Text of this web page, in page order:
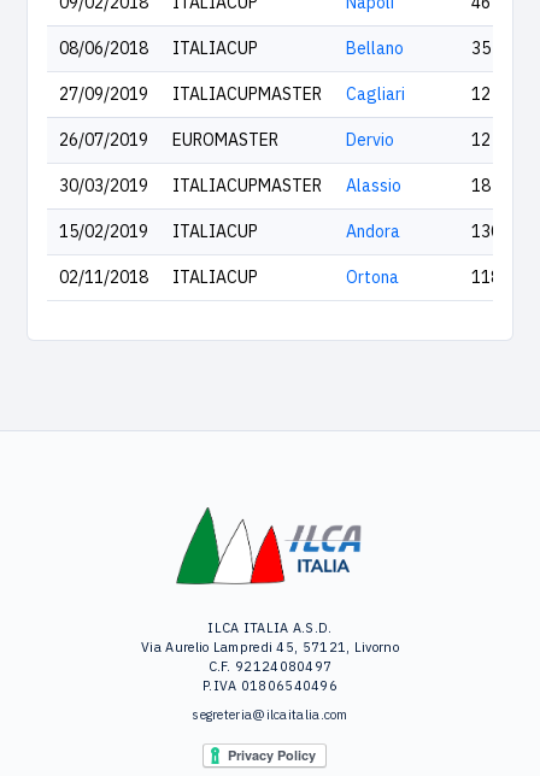
08/06/2018 ITALIACUP Bellano 35
27/09/2019 ITALIACUPMASTER Cagliari 12
26/07/2019 EUROMASTER Dervio 12
30/03/2019 ITALIACUPMASTER Alassio 18
15/02/2019 ITALIACUP Andora 130
02/11/2018 ITALIACUP Ortona 118
ILCA ITALIA A.S.D.
Via Aurelio Lampredi 45, 57121, Livorno
C.F. 92124080497
P.IVA 01806540496
segreteria@ilcaitalia.com